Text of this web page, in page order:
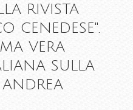
RIVISTA
CENEDESE".
VERA
SULLA